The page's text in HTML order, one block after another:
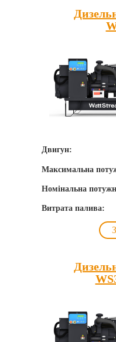
Двигун:
Максимальна
Номінальна
Витрата палива: